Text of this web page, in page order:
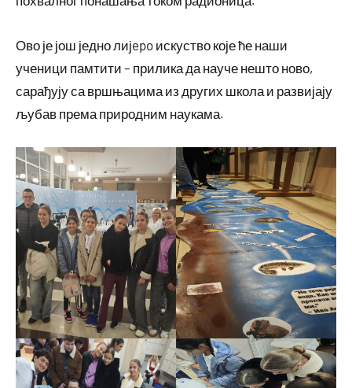
Ово је још једно лијepo искуство које ће наши
ученици памтити – прилика да науче нешто ново,
сарађују са вршњацима из других школа и развијају
љубав према природним наукама.